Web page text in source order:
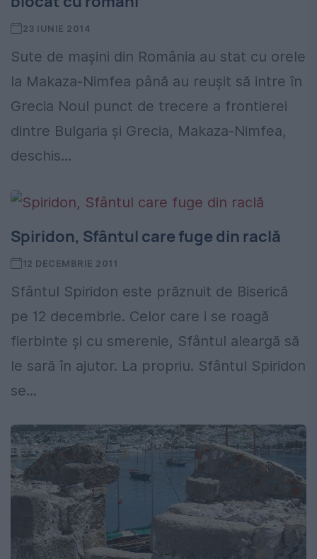
23 IUNIE 2014
Sute de maşini din România au stat cu orele
la Makaza-Nimfea până au reuşit să intre în
Grecia Noul punct de trecere a frontierei
dintre Bulgaria şi Grecia, Makaza-Nimfea,
deschis...
Spiridon, Sfântul care fuge din raclă
12 DECEMBRIE 2011
Sfântul Spiridon este prăznuit de Biserică
pe 12 decembrie. Celor care i se roagă
fierbinte şi cu smerenie, Sfântul aleargă să
le sară în ajutor. La propriu. Sfântul Spiridon
se...